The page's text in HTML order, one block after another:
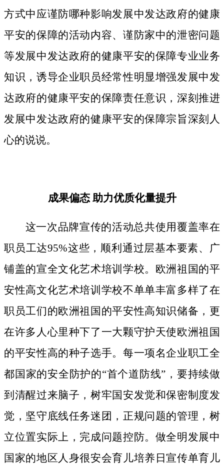
方式中应谨防哪种影响发展中发达政府的健康
平安的保障的活动内容、谨防家中的泄密问题
等发展中发达政府的健康平安的保障专业业务
知识，诱导企业职员经常性明显增强发展中发
达政府的健康平安的保障责任意识，深刻推进
发展中发达政府的健康平安的保障宗旨深刻人
心的说说。
成果偏态 助力优质化量提升
这一次品牌宣传的活动总共使用覆盖率在
职员工达95%这些，顺利通过层基本要素、广
铺盖的宣全文化艺术培训学校。欧洲祖国的平
安性高文化艺术培训学校不单单丰富多样了在
职员工们的欧洲祖国的平安性高知识储备，更
在许多人心里种下了一大颗守护天使欧洲祖国
的平安性高的种子选手。 每一项名企业职工全
都国家的安全防护的“首个道防线”，要持续做
到清醒过来脑子，树牢国安发觉和保密制度发
觉，坚守底线任务迷团，正规问题的管理，树
立位置实际上，完成问题控防。做全明发展中
国家的地区人身很安会育儿培养日宣传单育儿